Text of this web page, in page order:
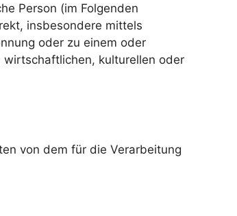
Person (im Folgenden
insbesondere mittels
oder zu einem oder
wirtschaftlichen, kulturellen oder
von dem für die Verarbeitung